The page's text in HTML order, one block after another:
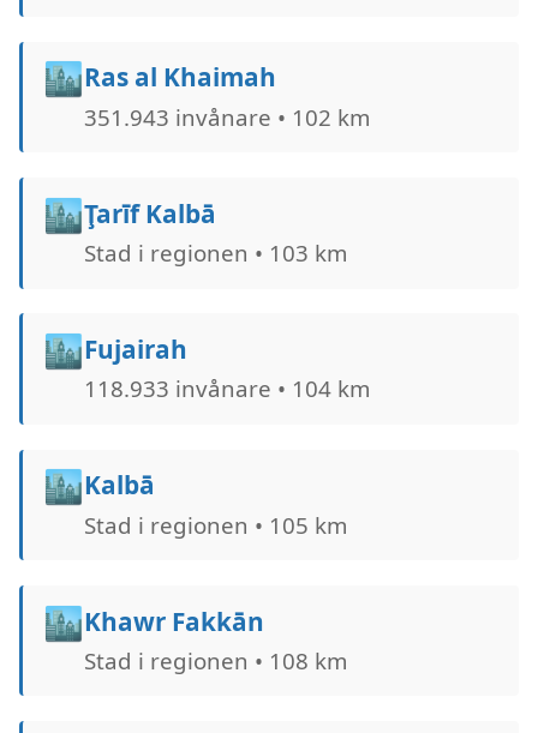
🏙️Ras al Khaimah
351.943 invånare • 102 km
🏙️Ţarīf Kalbā
Stad i regionen • 103 km
🏙️Fujairah
118.933 invånare • 104 km
🏙️Kalbā
Stad i regionen • 105 km
🏙️Khawr Fakkān
Stad i regionen • 108 km